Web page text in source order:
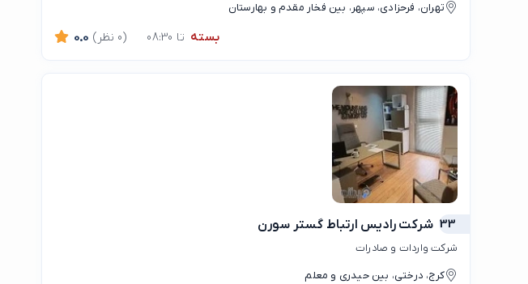
تهران، فرحزادی، سپهر، بین فخار مقدم و بهارستان
بسته تا 08:30 0.0 (0 نظر)
33 شرکت رادیس ارتباط گستر سورن
شرکت واردات و صادرات
کرج، درختی، بین حیدری و معلم